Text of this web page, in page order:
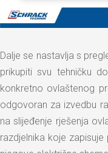
Dalje se nastavlja s
prikupiti svu tehničku
konkretno ovlaštenog
odgovoran za izvedbu
na slijeđenje rješenja
razdjelnika koje